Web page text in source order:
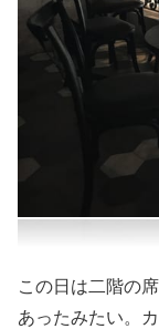
この日は二階の
あったみたい。